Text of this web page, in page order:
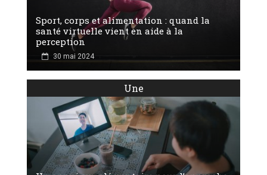
Sport, corps et alimentation : quand la
santé virtuelle vient en aide à la
perception
30 mai 2024
Une